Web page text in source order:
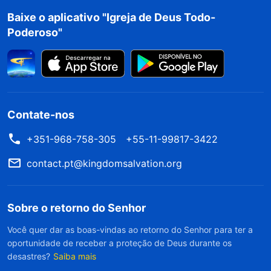
palavras de Deus dizem que competir por status
é um ciclo vicioso que leva à escuridão, e eu
estava nela. Pensando nesse período, lembrei-
me do meu juramento de que eu permaneceria
em meu dever até o fim, mas assim que vi que os
outros estavam sendo promovidos e que meu
desejo não era satisfeito, eu perdi o interesse
demais, e eu devia buscar a verdade para
Depois disso, li uma passagem da palavra de
Deus sobre como enxergar a promoção e a
Baixe o aplicativo "Igreja de Deus Todo-
Poderoso"
Contate-nos
+351-968-758-305
+55-11-99817-3422
contact.pt@kingdomsalvation.org
Sobre o retorno do Senhor
Você quer dar as boas-vindas ao retorno do Senhor para ter a
oportunidade de receber a proteção de Deus durante os
desastres? Saiba mais